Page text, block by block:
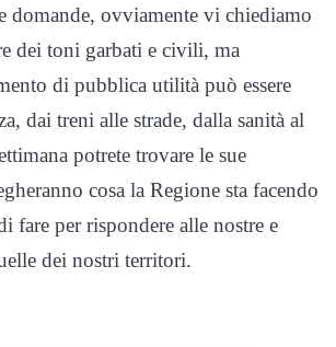
domande, ovviamente vi chiediamo
dei toni garbati e civili, ma
di pubblica utilità può essere
dai treni alle strade, dalla sanità al
potrete trovare le sue
cosa la Regione sta facendo
fare per rispondere alle nostre e
dei nostri territori.